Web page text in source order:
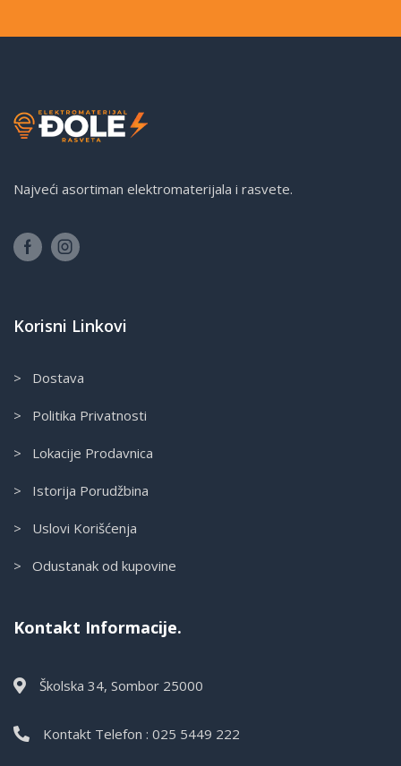
Najveći asortiman elektromaterijala i rasvete.
Korisni Linkovi
> Dostava
> Politika Privatnosti
> Lokacije Prodavnica
> Istorija Porudžbina
> Uslovi Korišćenja
> Odustanak od kupovine
Kontakt Informacije.
Školska 34, Sombor 25000
Kontakt Telefon : 025 5449 222